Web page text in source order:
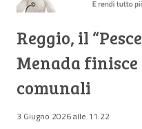
Reggio, il
Menada
comunali
3 Giugno 2026 alle 11:22